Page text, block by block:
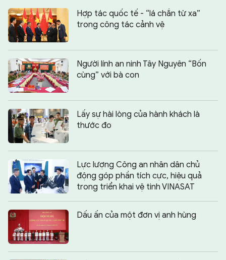
Hợp tác quốc tế - “lá chắn từ xa”
trong công tác cảnh vệ
Người lính an ninh Tây Nguyên “Bốn
cùng” với bà con
Lấy sự hài lòng của hành khách là
thước đo
Lực lượng Công an nhân dân chủ
động góp phần tích cực, hiệu quả
trong triển khai vệ tinh VINASAT
Dấu ấn của một đơn vị anh hùng